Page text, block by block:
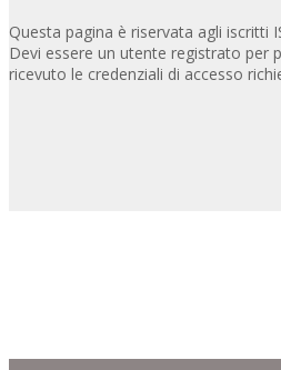
Questa pagina è riservata agli iscritti
Devi essere un utente registrato per
ricevuto le credenziali di accesso